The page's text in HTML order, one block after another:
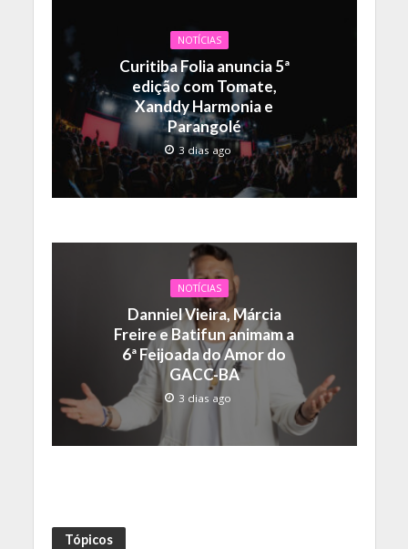
NOTÍCIAS
Curitiba Folia anuncia 5ª
edição com Tomate,
Xanddy Harmonia e
Parangolé
3 dias ago
NOTÍCIAS
Danniel Vieira, Márcia
Freire e Batifun animam a
6ª Feijoada do Amor do
GACC-BA
3 dias ago
Tópicos